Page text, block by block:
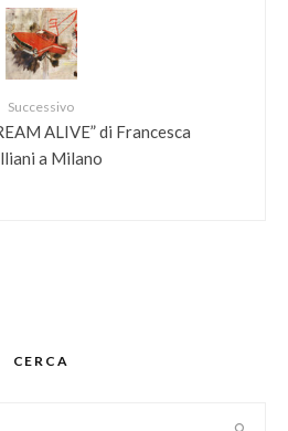
Successivo
ALIVE” di Francesca
a Milano
CERCA